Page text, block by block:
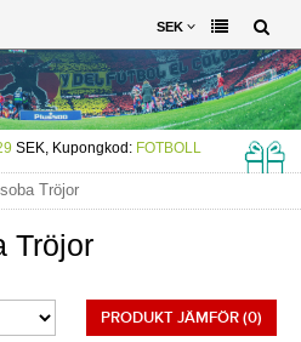
SEK
SEK, Kupongkod: FOTBOLL
Tröjor
Tröjor
PRODUKT JÄMFÖR (0)